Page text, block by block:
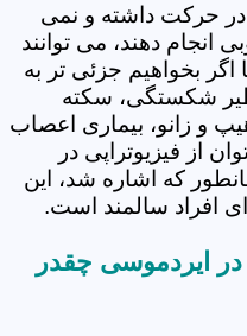
حرکت داشته و نمی
انجام دهند، می توانند
اگر بخواهیم جزئی تر به
شکستگی، سکته
و زانو، بیماری اعصاب
از فیزیوتراپی در
که اشاره شد، این
افراد سالمند است.
در ایردموسی چقدر